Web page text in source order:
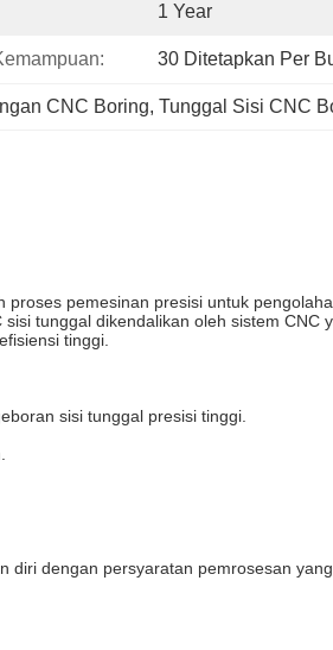
1 Year
30 Ditetapkan Per
CNC Boring, Tunggal Sisi CNC
pemesinan presisi untuk
tunggal dikendalikan oleh sistem CNC
tinggi.
sisi tunggal presisi tinggi.
dengan persyaratan pemrosesan yang